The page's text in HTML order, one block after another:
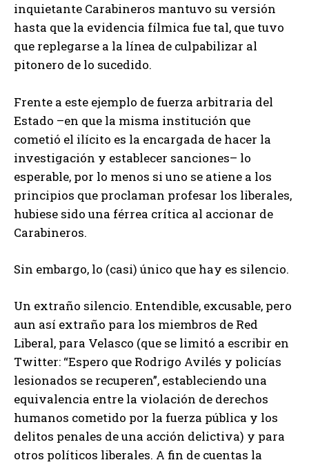
inquietante Carabineros mantuvo su versión
hasta que la evidencia fílmica fue tal, que tuvo
que replegarse a la línea de culpabilizar al
pitonero de lo sucedido.
Frente a este ejemplo de fuerza arbitraria del
Estado –en que la misma institución que
cometió el ilícito es la encargada de hacer la
investigación y establecer sanciones– lo
esperable, por lo menos si uno se atiene a los
principios que proclaman profesar los liberales,
hubiese sido una férrea crítica al accionar de
Carabineros.
Sin embargo, lo (casi) único que hay es silencio.
Un extraño silencio. Entendible, excusable, pero
aun así extraño para los miembros de Red
Liberal, para Velasco (que se limitó a escribir en
Twitter: “Espero que Rodrigo Avilés y policías
lesionados se recuperen”, estableciendo una
equivalencia entre la violación de derechos
humanos cometido por la fuerza pública y los
delitos penales de una acción delictiva) y para
otros políticos liberales. A fin de cuentas la